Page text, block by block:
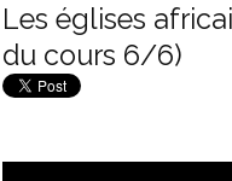
Les églises
du cours 6/6)